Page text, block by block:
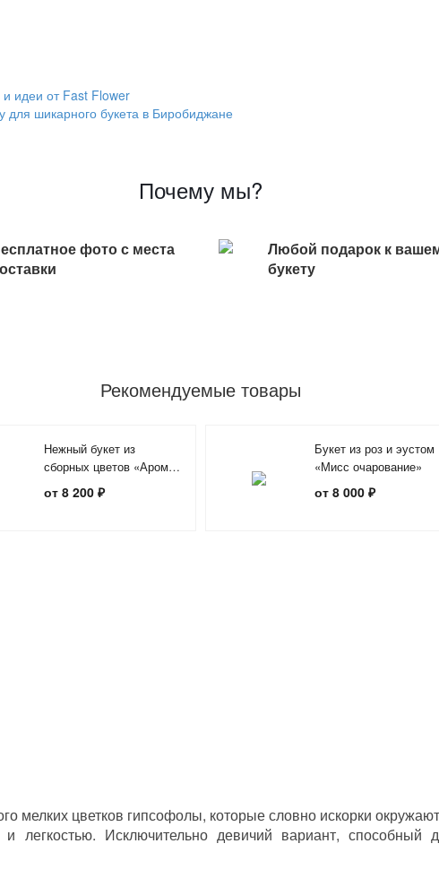
идеи от Fast Flower
для шикарного букета в Биробиджане
Почему мы?
фото с места
Любой подарок к
букету
Рекомендуемые товары
Нежный букет из
сборных цветов «Аромат
ванили»
от 8 200 ₽
Букет из роз и эустом
«Мисс очарование»
от 8 000 ₽
мелких цветков гипсофолы, которые словно искорки
легкостью. Исключительно девичий вариант, способный